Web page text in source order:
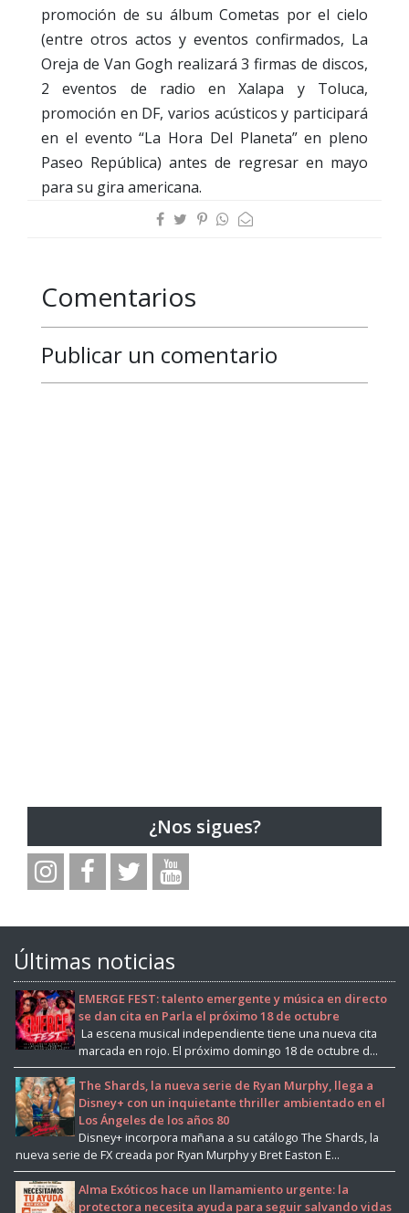
promoción de su álbum Cometas por el cielo
(entre otros actos y eventos confirmados, La
Oreja de Van Gogh realizará 3 firmas de discos,
2 eventos de radio en Xalapa y Toluca,
promoción en DF, varios acústicos y participará
en el evento “La Hora Del Planeta” en pleno
Paseo República) antes de regresar en mayo
para su gira americana.
Comentarios
Publicar un comentario
¿Nos sigues?
Últimas noticias
EMERGE FEST: talento emergente y música en directo
se dan cita en Parla el próximo 18 de octubre
La escena musical independiente tiene una nueva cita
marcada en rojo. El próximo domingo 18 de octubre d...
The Shards, la nueva serie de Ryan Murphy, llega a
Disney+ con un inquietante thriller ambientado en el
Los Ángeles de los años 80
Disney+ incorpora mañana a su catálogo The Shards, la
nueva serie de FX creada por Ryan Murphy y Bret Easton E...
Alma Exóticos hace un llamamiento urgente: la
protectora necesita ayuda para seguir salvando vidas